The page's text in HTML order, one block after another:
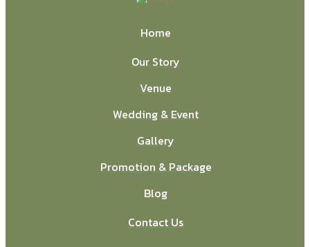
Home
Our Story
Venue
Wedding & Event
Gallery
Promotion & Package
Blog
Contact Us